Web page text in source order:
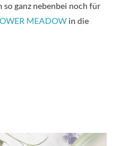
ganz nebenbei noch für
MEADOW in die